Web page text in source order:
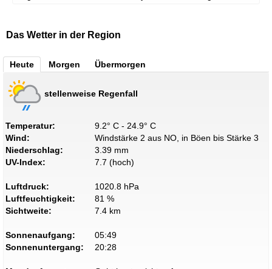
Das Wetter in der Region
Heute Morgen Übermorgen
stellenweise Regenfall
Temperatur:
9.2° C - 24.9° C
Wind:
Windstärke 2 aus NO, in Böen bis Stärke 3
Niederschlag:
3.39 mm
UV-Index:
7.7 (hoch)
Luftdruck:
1020.8 hPa
Luftfeuchtigkeit:
81 %
Sichtweite:
7.4 km
Sonnenaufgang:
05:49
Sonnenuntergang:
20:28